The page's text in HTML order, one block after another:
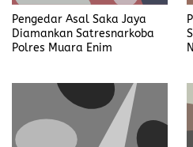
Pengedar Asal Saka Jaya
Diamankan Satresnarkoba
Polres Muara Enim